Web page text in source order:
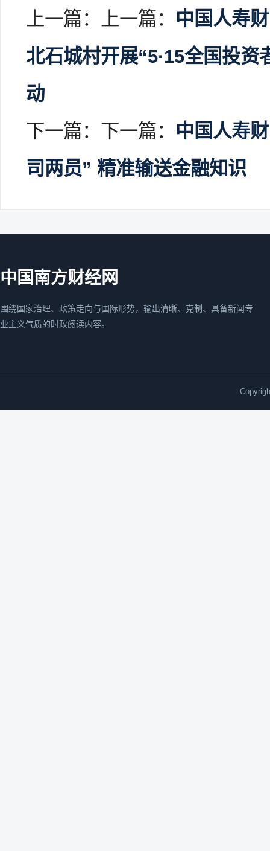
上一篇：上一篇： 中国人寿
北石城村开展“5·15全国投
动
下一篇：下一篇： 中国人寿
司两员” 精准输送金融知识
中国南方财经网
围绕国家治理、政策走向与国际形势，输出清晰、克制、具备新闻专
业主义气质的时政阅读内容。